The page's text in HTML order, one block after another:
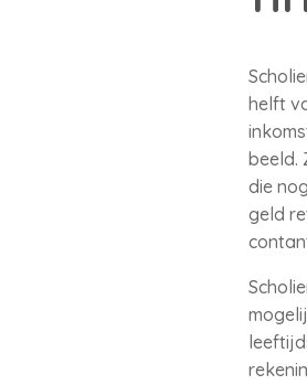
helft
beeld.
die
geld